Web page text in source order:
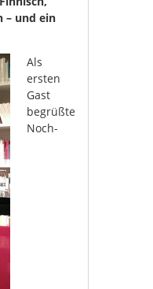
– und ein
Als
ersten
Gast
begrüßte
Noch-